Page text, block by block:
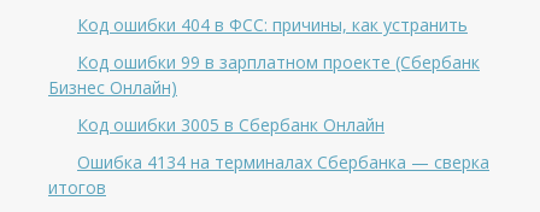
Код ошибки 404 в ФСС: причины, как устранить
Код ошибки 99 в зарплатном проекте (Сбербанк
Бизнес Онлайн)
Код ошибки 3005 в Сбербанк Онлайн
Ошибка 4134 на терминалах Сбербанка — сверка
итогов